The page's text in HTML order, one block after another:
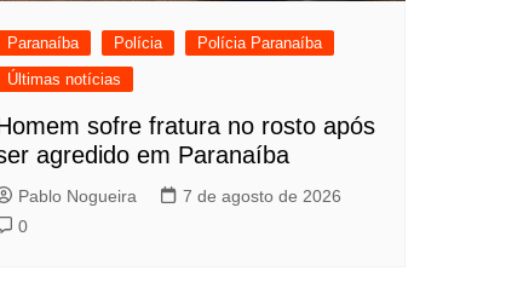
Paranaíba Polícia
Polícia Paranaíba
Últimas notícias
sofre fratura no rosto após
agredido em Paranaíba
Pablo Nogueira
7 de agosto de 2026
0